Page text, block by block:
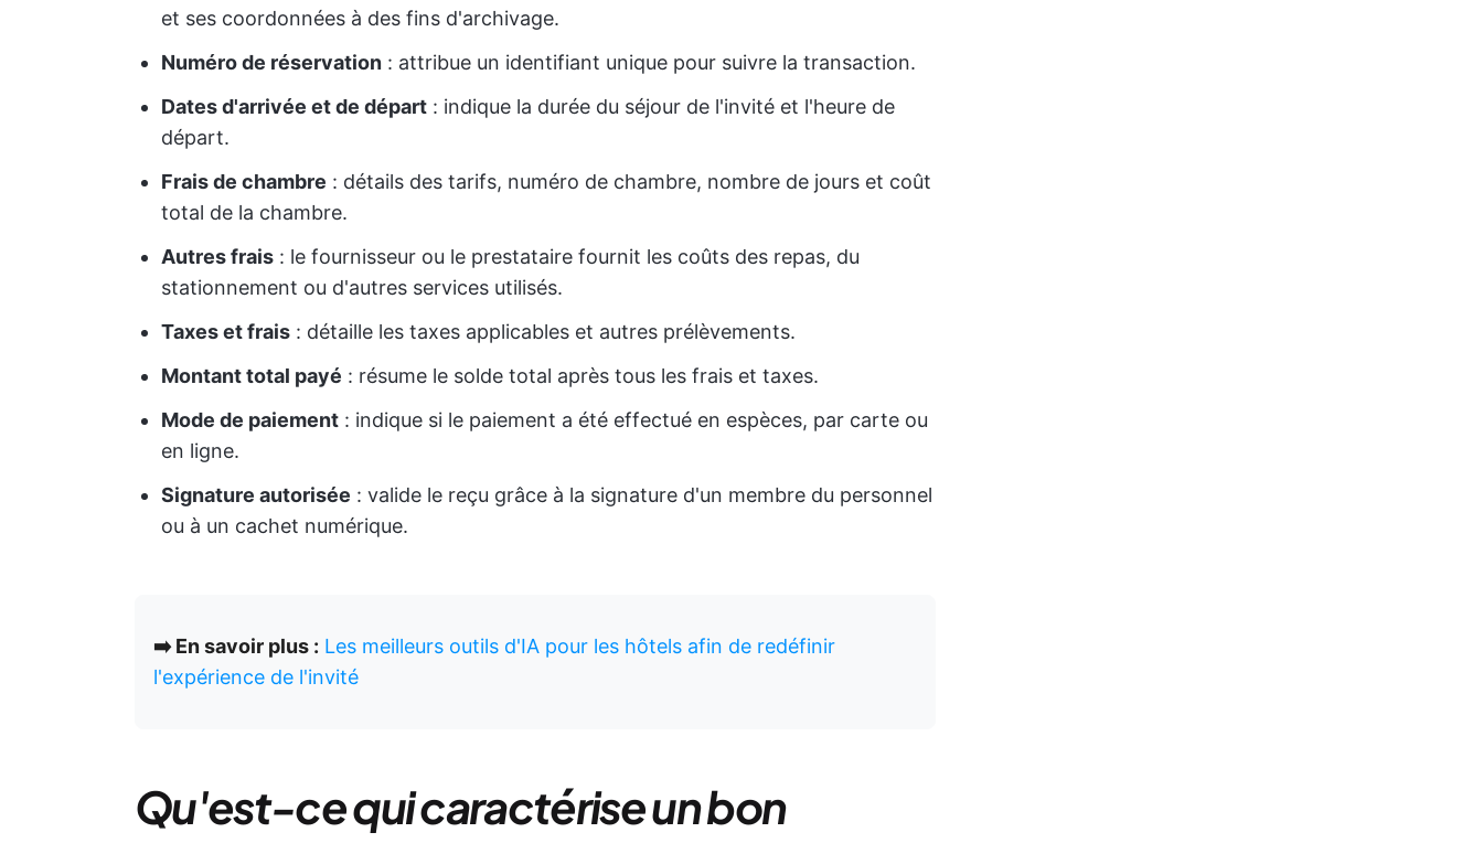
et ses coordonnées à des fins d'archivage.
Numéro de réservation : attribue un identifiant unique pour suivre la transaction.
Dates d'arrivée et de départ : indique la durée du séjour de l'invité et l'heure de
départ.
Frais de chambre : détails des tarifs, numéro de chambre, nombre de jours et coût
total de la chambre.
Autres frais : le fournisseur ou le prestataire fournit les coûts des repas, du
stationnement ou d'autres services utilisés.
Taxes et frais : détaille les taxes applicables et autres prélèvements.
Montant total payé : résume le solde total après tous les frais et taxes.
Mode de paiement : indique si le paiement a été effectué en espèces, par carte ou
en ligne.
Signature autorisée : valide le reçu grâce à la signature d'un membre du personnel
ou à un cachet numérique.
➡️ En savoir plus : Les meilleurs outils d'IA pour les hôtels afin de redéfinir
l'expérience de l'invité
Qu'est-ce qui caractérise un bon